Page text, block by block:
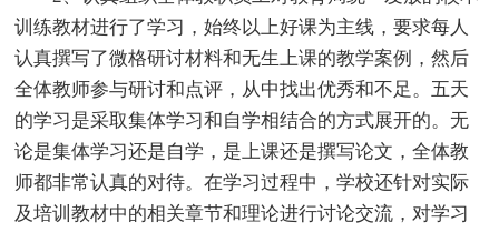
训练教材进行了学习，始终以上好课为主线，要求每人
认真撰写了微格研讨材料和无生上课的教学案例，然后
全体教师参与研讨和点评，从中找出优秀和不足。五天
的学习是采取集体学习和自学相结合的方式展开的。无
论是集体学习还是自学，是上课还是撰写论文，全体教
师都非常认真的对待。在学习过程中，学校还针对实际
及培训教材中的相关章节和理论进行讨论交流，对学习